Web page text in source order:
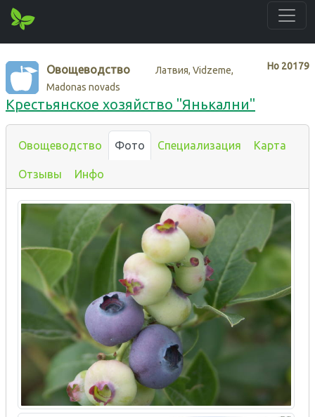
Нo 20179
Овощеводство
Латвия, Vidzeme,
Madonas novads
Крестьянское хозяйство "Янькални"
Овощеводство Фото Специализация Карта
Отзывы Инфо